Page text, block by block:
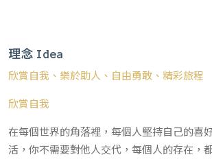
理念 Idea
欣賞自我、樂於助人、自由勇敢、精彩旅程
欣賞自我
在每個世界的角落裡，每個人堅持自己的喜
活，你不需要對他人交代，每個人的存在，